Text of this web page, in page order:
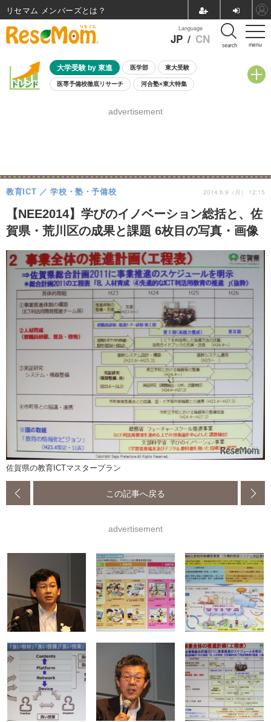
menu
Language
JP / CN search
大学受験 by 東進 医学部 東大受験
医専予備校徹底リサーチ 河合塾×東大特集
8月開催学校説明会・相談会
advertisement
【NEE2014】学びのイノベーション総括と、佐
賀県・荒川区の成果と課題 6枚目の写真・画像
教育ICT 学校・塾・予備校 2014.6.9（月） 12:15
佐賀県の教育ICTマスタープラン
この記事へ戻る
advertisement
リセマム メンバーズ